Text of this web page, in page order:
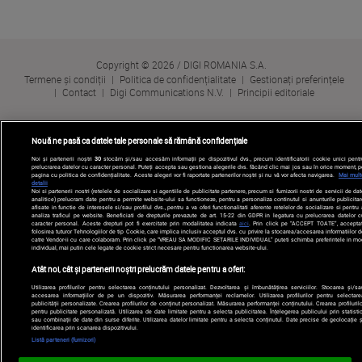
Copyright © 2026 / DIGI ROMANIA S.A.
Termene și condiții
Politica de confidențialitate
Gestionați preferințele
Contact
Digi Communications N.V. Principii editoriale
Nouă ne pasă ca datele tale personale să rămână confidențiale
Noi și partenerii noștri 30stocăm și/sau accesăm informații pe dispozitivul dvs., precum identificatorii cookie unici
prelucrarea datelor cu caracter personal. Puteți accepta sau gestiona alegerile dvs. făcând clic mai jos sau în orice moment,
pagina cu politica de confidențialitate. Aceste alegeri vor fi raportate partenerilor noștri și nu vă vor afecta navigarea.
Mai
detalii
Noi si partenerii nostri (retelele de socializare si agentiile de publicitate partenere, precum si furnizorii nostri de servicii de
analitice) prelucram date pentru a permite website-ului sa functioneze, pentru a personaliza continutul si anunturile
afisate in functie de interesele si/sau profilul dvs., pentru a va oferi functionalitati aferente retelelor de socializare si pentru
analiza traficul pe website. Beneficiati de drepturile prevazute de art. 15-22 din GDPR in legatura cu prelucrarea datelor
caracter personal. Aceste drepturi pot fi exercitate prin modalitatea indicataaici . Prin click pe “ACCEPT TOATE”,
folosirea tuturor Tehnologiilor de tip Cookie, care implica inclusiv acceptul dvs. cu privire la stocarea/accesarea informatiilor
catre Vendor-ii cu care colaboram. Prin click pe “VREAU SA MODIFIC SETARILE INDIVIDUAL” puteti schimba preferintele in
individual, mai putin cele legate de cookie strict necesare pentru functionarea website-ului.
Atât noi, cât și partenerii noștri prelucrăm datele pentru a oferi:
Utilizarea profilurilor pentru selectarea conținutului personalizat. Dezvoltarea și îmbunătățirea serviciilor. Stocarea și/
accesarea informațiilor de pe un dispozitiv. Măsurarea performanței reclamelor. Utilizarea profilurilor pentru
publicității personalizate. Crearea profilurilor de conținut personalizat. Măsurarea performanței conținutului. Crearea
pentru publicitate personalizată. Utilizarea de date limitate pentru a selecta publicitatea. Înțelegerea publicului prin
sau combinații de date din surse diferite. Utilizarea datelor limitate pentru a selecta conținutul. Date precise de geolocație
identificarea prin scanarea dispozitivului.
Listă parteneri (furnizori)